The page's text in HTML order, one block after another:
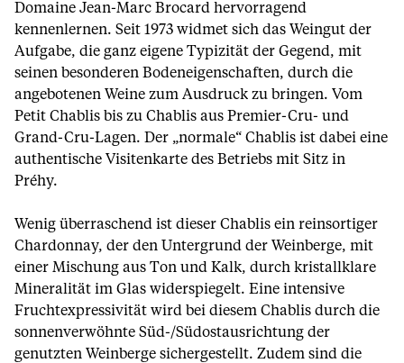
Domaine Jean-Marc Brocard hervorragend
kennenlernen. Seit 1973 widmet sich das Weingut der
Aufgabe, die ganz eigene Typizität der Gegend, mit
seinen besonderen Bodeneigenschaften, durch die
angebotenen Weine zum Ausdruck zu bringen. Vom
Petit Chablis bis zu Chablis aus Premier-Cru- und
Grand-Cru-Lagen. Der „normale“ Chablis ist dabei eine
authentische Visitenkarte des Betriebs mit Sitz in
Préhy.
Wenig überraschend ist dieser Chablis ein reinsortiger
Chardonnay, der den Untergrund der Weinberge, mit
einer Mischung aus Ton und Kalk, durch kristallklare
Mineralität im Glas widerspiegelt. Eine intensive
Fruchtexpressivität wird bei diesem Chablis durch die
sonnenverwöhnte Süd-/Südostausrichtung der
genutzten Weinberge sichergestellt. Zudem sind die